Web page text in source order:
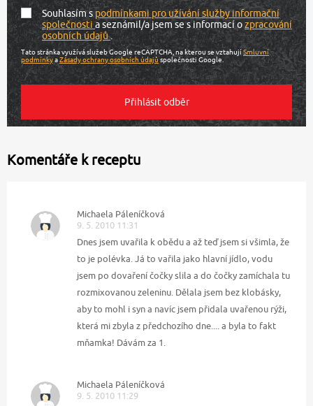
Souhlasím spodmínkami pro užívání služby informační
společnostia seznámil/a jsem se s informací ozpracování
osobních údajů.
Tato stránka využívá služeb Google reCAPTCHA, na kterou se vztahujíSmluvní
podmínkyaZásady ochrany osobních údajů společnosti Google.
Komentáře k receptu
Michaela Páleníčková
9. 5. 2010 11:31
Dnes jsem uvařila k obědu a až teď jsem si všimla, že
to je polévka. Já to vařila jako hlavní jídlo, vodu
jsem po dovaření čočky slila a do čočky zamíchala tu
rozmixovanou zeleninu. Dělala jsem bez klobásky,
aby to mohl i syn a navíc jsem přidala uvařenou rýži,
která mi zbyla z předchozího dne.... a byla to fakt
mňamka! Dávám za 1.
Michaela Páleníčková
9. 5. 2010 11:29